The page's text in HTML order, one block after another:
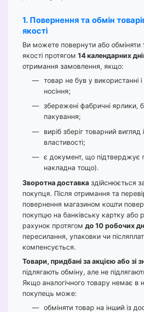
1. Повернення та обмін
якості
Ви можете повернути або обміняти
якості протягом 14 календарних
отримання замовлення, якщо:
товар не був у використанні
носіння;
збережені фабричні ярлики,
пакування;
виріб зберіг товарний вигляд
властивості;
є документ, що підтверджує
накладна тощо).
Зворотна доставка здійснюється
покупця. Після отримання та
повернення магазином кошти
покупцю на банківську картку або
рахунок протягом до 10 робочих
пересилання, упаковки чи
компенсується.
Товари, придбані за акцією або зі
підлягають обміну, але не
Якщо аналогічного товару немає в
покупець може:
обміняти товар на інший із